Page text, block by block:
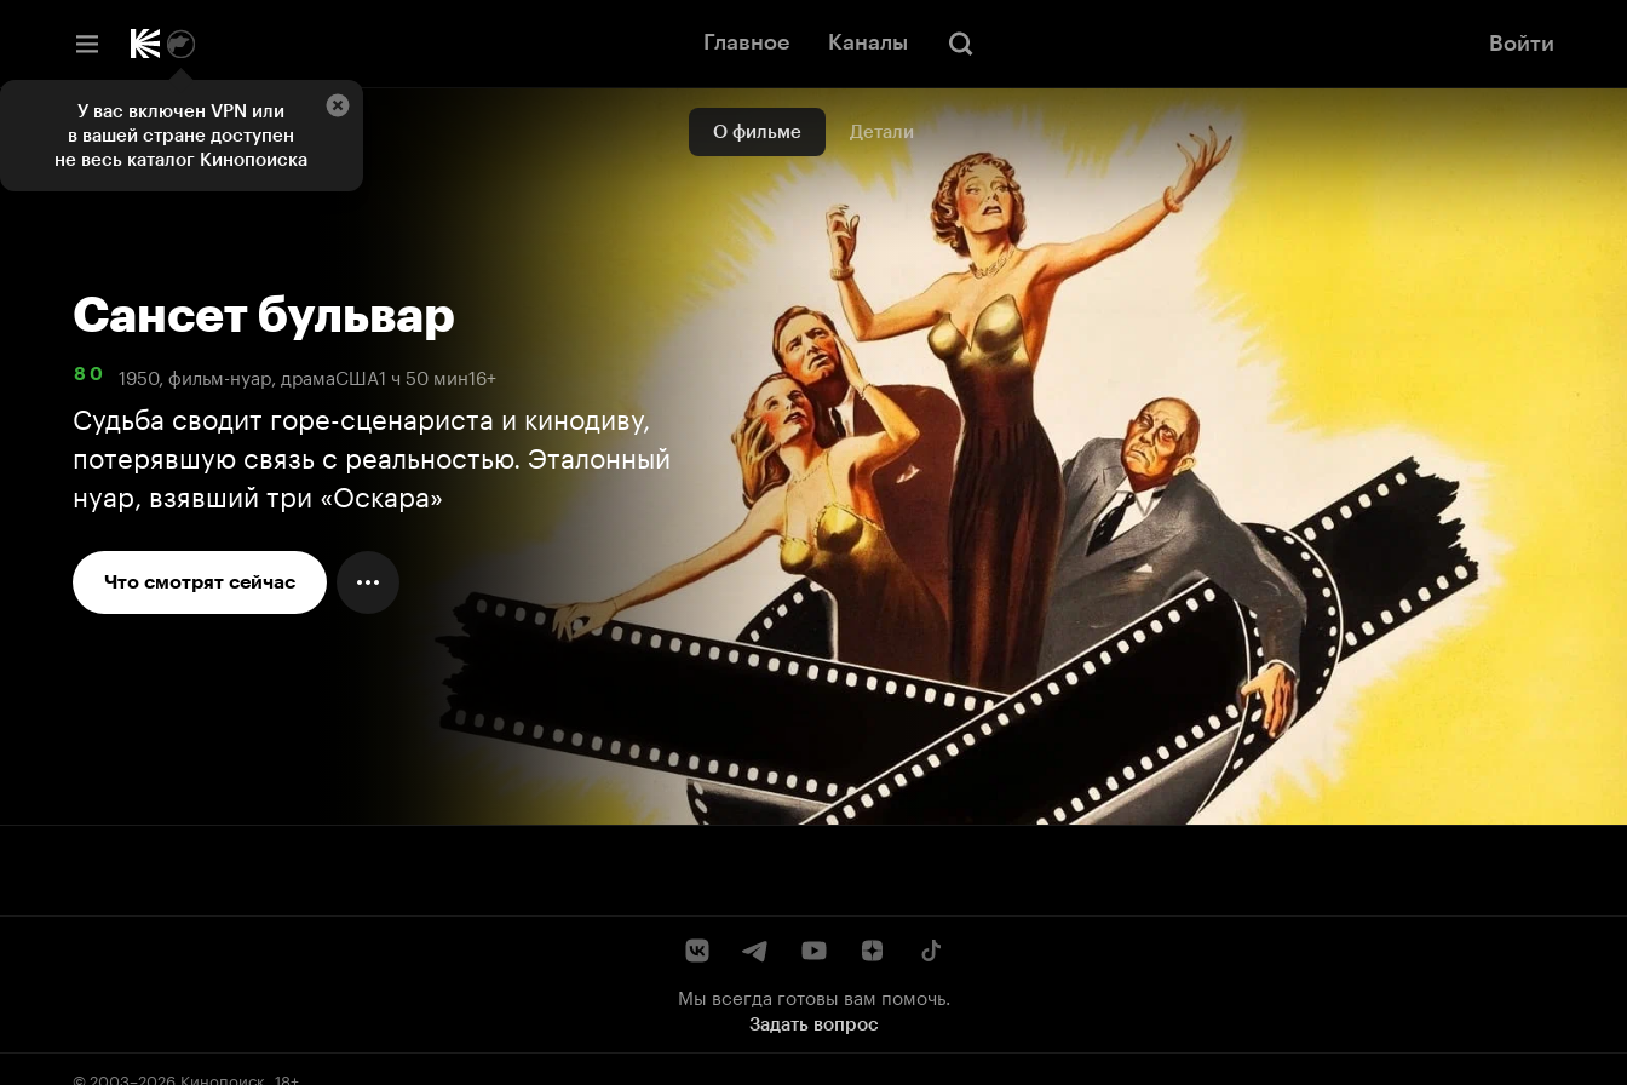
Главное Каналы Войти
О фильме Детали
Сансет бульвар
8 0 1950, фильм-нуар, драмаСША1 ч 50 мин16+
Судьба сводит горе-сценариста и кинодиву,
потерявшую связь с реальностью. Эталонный
нуар, взявший три «Оскара»
Что смотрят сейчас
Мы всегда готовы вам помочь.
Задать вопрос
© 2003–2026 Кинопоиск 18+
У вас включен VPN или
в вашей стране доступен
не весь каталог Кинопоиска